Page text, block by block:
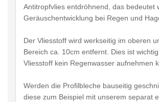
Antitropfvlies entdröhnend, das bedeutet
Geräuschentwicklung bei Regen und
Der Vliesstoff wird werkseitig im oberen
Bereich ca. 10cm entfernt. Dies ist
Vliesstoff kein Regenwasser aufnehmen
Werden die Profilbleche bauseitig
diese zum Beispiel mit unserem separat